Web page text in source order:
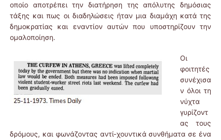
οποίο αποτρέπει την διατήρηση της απόλυτης δημόσιας
τάξης και πως οι διαδηλώσεις ήταν μια διαμάχη κατά της
δημοκρατίας και εναντίον αυτών που υποστηρίζουν την
ομαλοποίηση.
Οι
φοιτητές
συνέχισα
ν όλοι τη
νύχτα
γυρίζοντ
ας τους
δρόμους, και φωνάζοντας αντί-χουντικά συνθήματα σε ένα